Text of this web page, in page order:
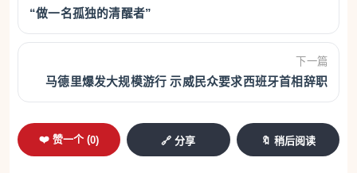
“做一名孤独的清醒者”
下一篇
马德里爆发大规模游行 示威民众要求西班牙首相辞职
❤️ 赞一个 (0) 🔗 分享 🔖 稍后阅读